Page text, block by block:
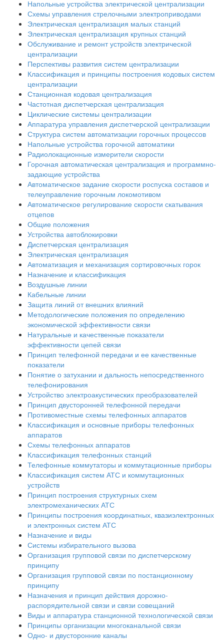
Напольные устройства электрической централизации
Схемы управления стрелочными электроприводами
Электрическая централизация малых станций
Электрическая централизация крупных станций
Обслуживание и ремонт устройств электрической
централизации
Перспективы развития систем централизации
Классификация и принципы построения кодовых систем
централизации
Станционная кодовая централизация
Частотная диспетчерская централизация
Циклические системы централизации
Аппаратура управления диспетчерской централизации
Структура систем автоматизации горочных процессов
Напольные устройства горочной автоматики
Радиолокационные измерители скорости
Горочная автоматическая централизация и программно-
задающие устройства
Автоматическое задание скорости роспуска составов и
телеуправление горочным локомотивом
Автоматическое регулирование скорости скатывания
отцепов
Общие положения
Устройства автоблокировки
Диспетчерская централизация
Электрическая централизация
Автоматизация и механизация сортировочных горок
Назначение и классификация
Воздушные линии
Кабельные линии
Защита линий от внешних влияний
Методологические положения по определению
экономической эффективности связи
Натуральные и качественные показатели
эффективности цепей связи
Принцип телефонной передачи и ее качественные
показатели
Понятие о затухании и дальность непосредственного
телефонирования
Устройство электроакустических преобразователей
Принцип двусторонней телефонной передачи
Противоместные схемы телефонных аппаратов
Классификация и основные приборы телефонных
аппаратов
Схемы телефонных аппаратов
Классификация телефонных станций
Телефонные коммутаторы и коммутационные приборы
Классификация систем АТС и коммутационных
устройств
Принцип построения структурных схем
электромеханических АТС
Принципы построения координатных, квазиэлектронных
и электронных систем АТС
Назначение и виды
Системы избирательного вызова
Организация групповой связи по диспетчерскому
принципу
Организация групповой связи по постанционному
принципу
Назначения и принцип действия дорожно-
распорядительной связи и связи совещаний
Виды и аппаратура станционной технологической связи
Принципы организации многоканальной связи
Одно- и двусторонние каналы